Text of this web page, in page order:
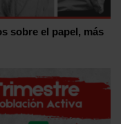
sobre el papel, más